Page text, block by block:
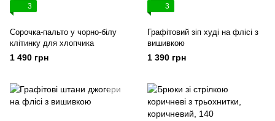
3
Сорочка-пальто у чорно-білу
клітинку для хлопчика
1 490 грн
3
Графітовий зіп худі на флісі з
вишивкою
1 390 грн